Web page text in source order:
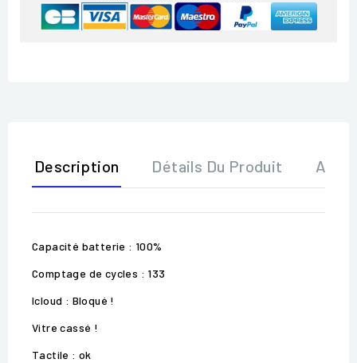
Description Détails Du Produit Avis
Capacité batterie : 100%
Comptage de cycles : 133
Icloud : Bloqué !
Vitre cassé !
Tactile : ok